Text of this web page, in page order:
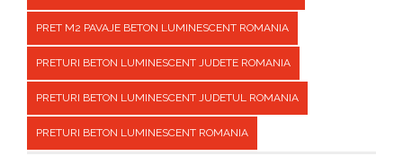
PRET M2 PAVAJE BETON LUMINESCENT ROMANIA
PRETURI BETON LUMINESCENT JUDETE ROMANIA
PRETURI BETON LUMINESCENT JUDETUL ROMANIA
PRETURI BETON LUMINESCENT ROMANIA